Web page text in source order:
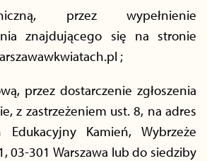
przez wypełnienie
znajdującego się na stronie
;
przez dostarczenie zgłoszenia
z zastrzeżeniem ust. 8, na adres
Edukacyjny Kamień, Wybrzeże
03-301 Warszawa lub do siedziby